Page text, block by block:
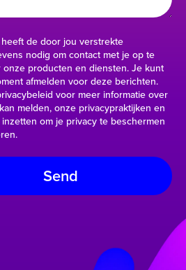
heeft de door jou verstrekte
nodig om contact met je op te
onze producten en diensten. Je kunt
afmelden voor deze berichten.
voor meer informatie over
melden, onze privacypraktijken en
om je privacy te beschermen